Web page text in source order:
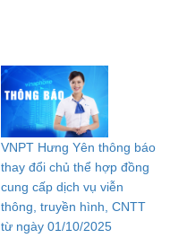
VNPT Hưng Yên thông báo
thay đổi chủ thể hợp đồng
cung cấp dịch vụ viễn
thông, truyền hình, CNTT
từ ngày 01/10/2025